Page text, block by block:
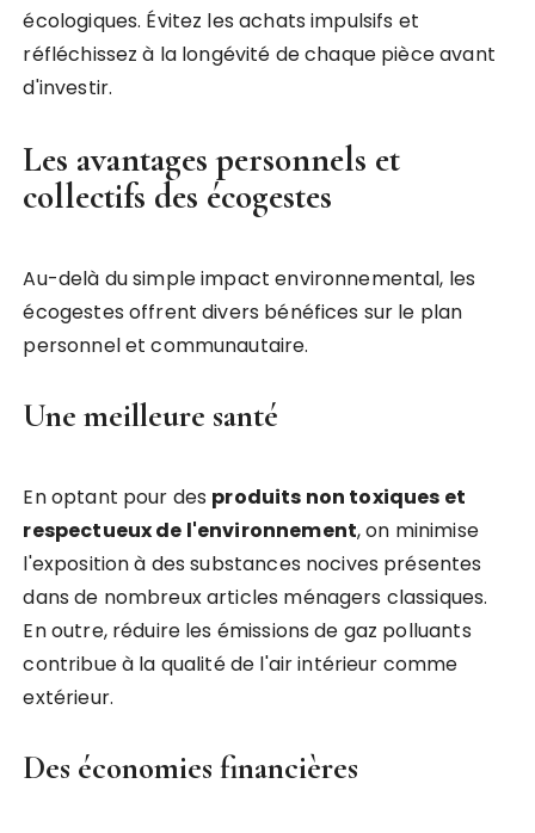
écologiques. Évitez les achats impulsifs et
réfléchissez à la longévité de chaque pièce avant
d'investir.
Les avantages personnels et
collectifs des écogestes
Au-delà du simple impact environnemental, les
écogestes offrent divers bénéfices sur le plan
personnel et communautaire.
Une meilleure santé
En optant pour des produits non toxiques et
respectueux de l'environnement, on minimise
l'exposition à des substances nocives présentes
dans de nombreux articles ménagers classiques.
En outre, réduire les émissions de gaz polluants
contribue à la qualité de l'air intérieur comme
extérieur.
Des économies financières